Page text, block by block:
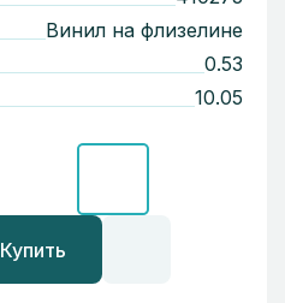
Винил на флизелине
0.53
10.05
Купить